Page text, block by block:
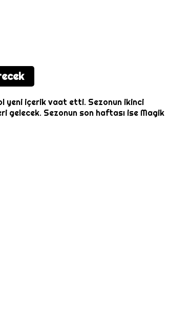
yeni içerik vaat etti. Sezonun ikinci
gelecek. Sezonun son haftası ise Magik